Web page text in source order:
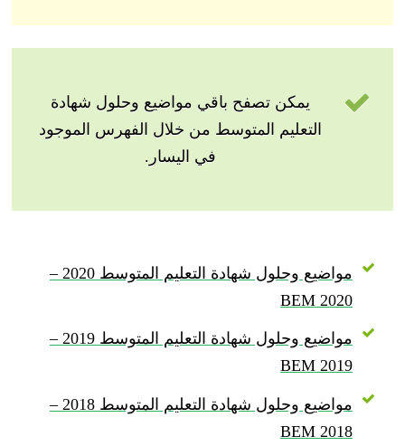
يمكن تصفح باقي مواضيع وحلول شهادة
التعليم المتوسط من خلال الفهرس الموجود
في اليسار.
مواضيع وحلول شهادة التعليم المتوسط 2020 –
BEM 2020
مواضيع وحلول شهادة التعليم المتوسط 2019 –
BEM 2019
مواضيع وحلول شهادة التعليم المتوسط 2018 –
BEM 2018